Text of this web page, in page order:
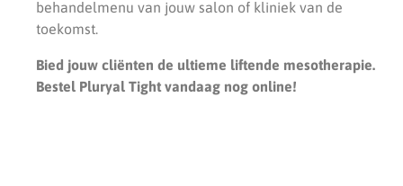
behandelmenu van jouw salon of kliniek van de
toekomst.
Bied jouw cliënten de ultieme liftende mesotherapie.
Bestel Pluryal Tight vandaag nog online!